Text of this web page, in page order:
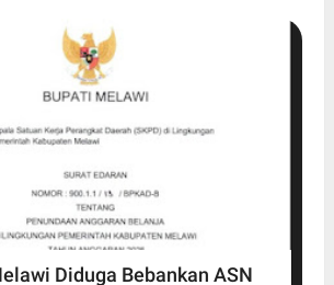
Diduga Bebankan ASN